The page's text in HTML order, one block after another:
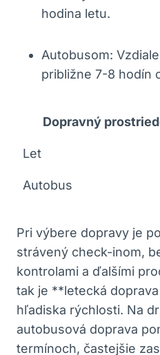
hodina letu.
Autobusom:
približne 7-8 hodín
Dopravný
Let
Autobus
Pri výbere dopravy je
strávený check-inom,
kontrolami a ďalšími
tak je **letecká
hľadiska rýchlosti. Na
autobusová doprava
termínoch, častejšie